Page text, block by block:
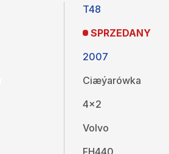
T48
SPRZEDANY
2007
Ciæýarówka
4x2
Volvo